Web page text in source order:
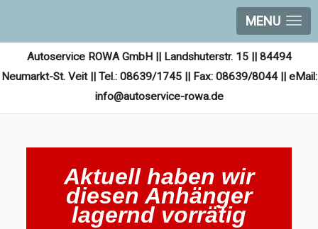
MENU
Autoservice ROWA GmbH || Landshuterstr. 15 || 84494
Neumarkt-St. Veit || Tel.: 08639/1745 || Fax: 08639/8044 || eMail:
info@autoservice-rowa.de
Aktuell haben wir
diesen Anhänger
lagernd vorrätig